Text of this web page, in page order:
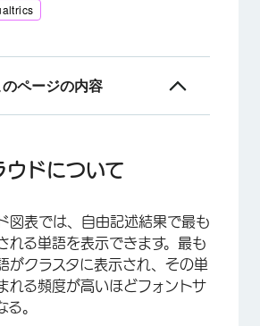
のページの内容
ションオプション
ウドについて
図表では、自由記述結果で最も
れる単語を表示できます。最も
がクラスタに表示され、その単
れる頻度が高いほどフォントサ
る。